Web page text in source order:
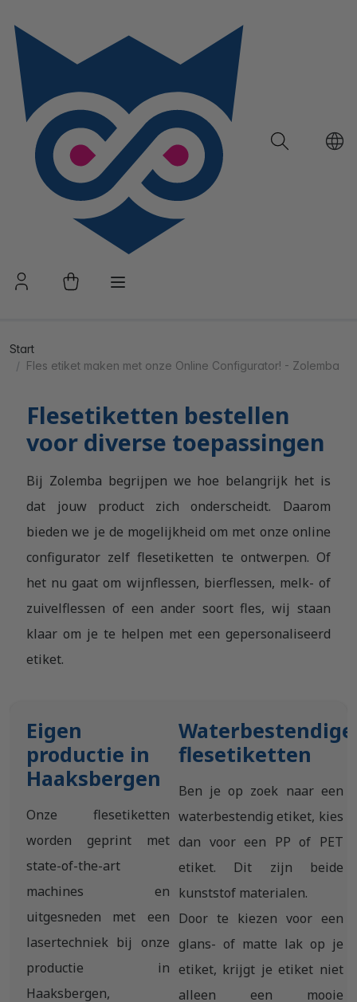
Start
Fles etiket maken met onze Online Configurator! - Zolemba
Flesetiketten bestellen
voor diverse toepassingen
Bij Zolemba begrijpen we hoe belangrijk het is
dat jouw product zich onderscheidt. Daarom
bieden we je de mogelijkheid om met onze online
configurator zelf flesetiketten te ontwerpen. Of
het nu gaat om wijnflessen, bierflessen, melk- of
zuivelflessen of een ander soort fles, wij staan
klaar om je te helpen met een gepersonaliseerd
etiket.
Eigen
productie in
Haaksbergen
Onze flesetiketten
worden geprint met
state-of-the-art
machines en
uitgesneden met een
lasertechniek bij onze
productie in
Haaksbergen,
Waterbestendige
flesetiketten
Ben je op zoek naar een
waterbestendig etiket, kies
dan voor een PP of PET
etiket. Dit zijn beide
kunststof materialen.
Door te kiezen voor een
glans- of matte lak op je
etiket, krijgt je etiket niet
alleen een mooie